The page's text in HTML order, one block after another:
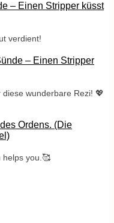
– Einen Stripper küsst
verdient!
– Einen Stripper
wunderbare Rezi! 💖
Ordens. (Die
helps you.🥰